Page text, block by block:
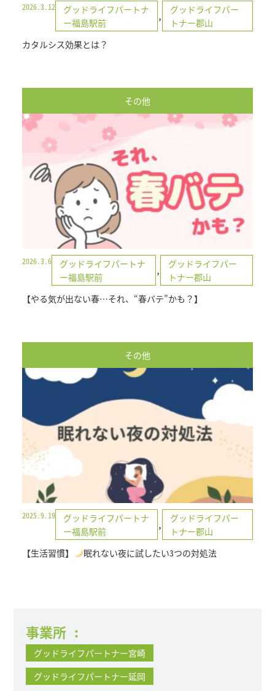
2026.3.12
グッドライフパートナ
ー福島駅前
,
グッドライフパー
トナー郡山
カタルシス効果とは？
その他
2026.3.6
グッドライフパートナ
ー福島駅前
,
グッドライフパー
トナー郡山
【やる気が出ない春…それ、“春バテ”かも？】
その他
2025.9.19
グッドライフパートナ
ー福島駅前
,
グッドライフパー
トナー郡山
【生活習慣】
眠れない夜に試したい3つの対処法
事業所 :
グッドライフパートナー宮崎
グッドライフパートナー延岡